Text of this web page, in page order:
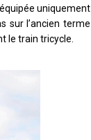
uniquement
sur l’ancien terme
le train tricycle.